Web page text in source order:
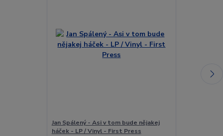
Jan Spálený - Asi v tom bude nějakej
háček - LP / Vinyl - First Press